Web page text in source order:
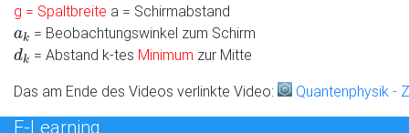
g = Spaltbreite a = Schirmabstand
ak
ak = Beobachtungswinkel zum Schirm
dk
dk = Abstand k-tes Minimum zur Mitte
Das am Ende des Videos verlinkte Video:
Quantenphysik -
E-Learning